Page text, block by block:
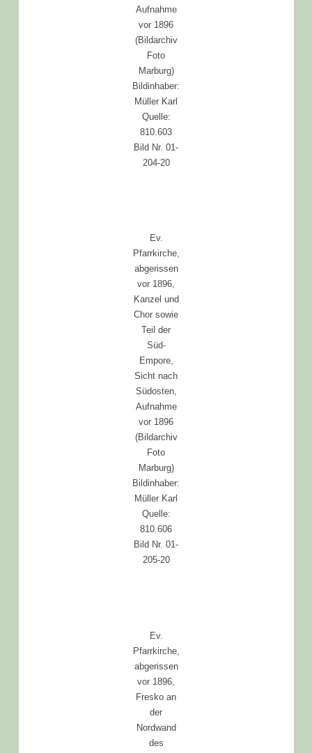
Aufnahme
vor 1896
(Bildarchiv
Foto
Marburg)
Bildinhaber:
Müller Karl
Quelle:
810.603
Bild Nr. 01-
204-20
Ev.
Pfarrkirche,
abgerissen
vor 1896,
Kanzel und
Chor sowie
Teil der
Süd-
Empore,
Sicht nach
Südosten,
Aufnahme
vor 1896
(Bildarchiv
Foto
Marburg)
Bildinhaber:
Müller Karl
Quelle:
810.606
Bild Nr. 01-
205-20
Ev.
Pfarrkirche,
abgerissen
vor 1896,
Fresko an
der
Nordwand
des